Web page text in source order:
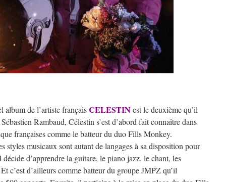
album de l’artiste françaisCELESTINest le deuxième qu’il
Rambaud, Célestin s’est d’abord fait connaître dans
françaises comme le batteur du duo Fills Monkey.
styles musicaux sont autant de langages à sa disposition pour
d’apprendre la guitare, le piano jazz, le chant, les
c’est d’ailleurs comme batteur du groupe JMPZ qu’il